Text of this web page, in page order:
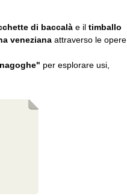
di baccalà e il timballo
veneziana attraverso le opere
per esplorare usi,